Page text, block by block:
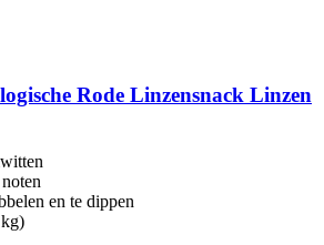
Rode Linzensnack Linzen
en te dippen